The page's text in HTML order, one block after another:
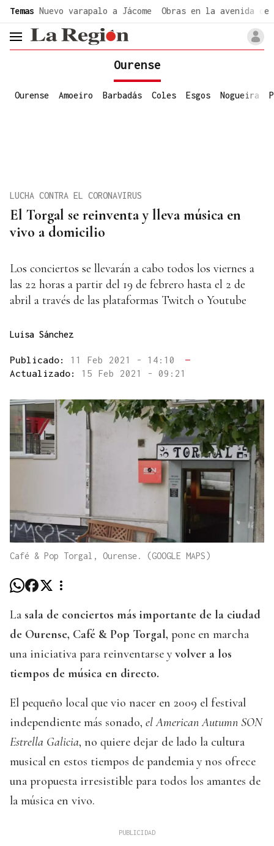
Temas Nuevo varapalo a Jácome Obras en la avenida de
header.menu.open
Ourense
Ourense Amoeiro Barbadás Coles Esgos Nogueira
El Torgal se reinventa y lleva música en
vivo a domicilio
LUCHA CONTRA EL CORONAVIRUS
Los conciertos se llevarán a cabo todos los viernes a
las 22 horas a partir del 19 de febrero hasta el 2 de
abril a través de las plataformas Twitch o Youtube
Luisa Sánchez
Publicado: 11 Feb 2021 - 14:10
—
Actualizado: 15 Feb 2021 - 09:21
Café & Pop Torgal, Ourense. (GOOGLE MAPS)
La sala de conciertos más importante de la ciudad
de Ourense, Café & Pop Torgal, pone en marcha
una iniciativa para reinventarse yvolver a los
tiempos de música en directo.
El pequeño local que vio nacer en 2009 el festival
independiente más sonado, el American Autumn SON
Estrella Galicia, no quiere dejar de lado la cultura
musical en estos tiempos de pandemia y nos ofrece
una propuesta irresistible para todos los amantes de
la música en vivo.